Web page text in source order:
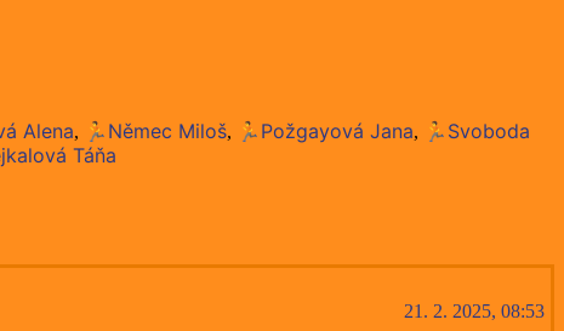
Alena, 🏃Němec Miloš, 🏃Požgayová Jana, 🏃Svoboda
Táňa
21. 2. 2025, 08:53